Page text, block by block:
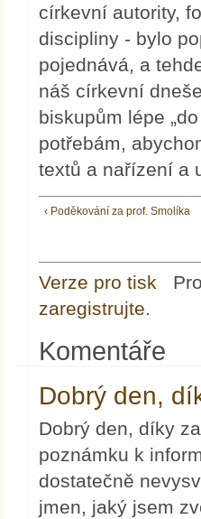
církevní autority,
discipliny - bylo
pojednává, a
náš církevní
biskupům lépe
potřebám,
textů a nařízení a
‹ Poděkování za prof. Smolíka
Verze pro tisk
zaregistrujte.
Komentáře
Dobrý den,
Dobrý den, díky
poznámku k
dostatečně
jmen, jaký jsem